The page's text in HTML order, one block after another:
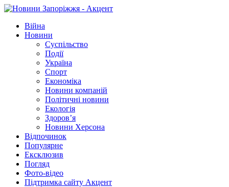
Війна
Новини
Суспільство
Події
Україна
Спорт
Економіка
Новини компаній
Політичні новини
Екологія
Здоров’я
Новини Херсона
Відпочинок
Популярне
Ексклюзив
Погляд
Фото-відео
Підтримка сайту Акцент